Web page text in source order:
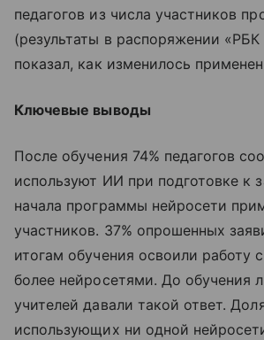
педагогов из числа участников
(результаты в распоряжении «РБК
показал, как изменилось
Ключевые выводы
После обучения 74% педагогов
используют ИИ при подготовке к
начала программы нейросети
участников. 37% опрошенных
итогам обучения освоили работу
более нейросетями. До обучения
учителей давали такой ответ.
использующих ни одной